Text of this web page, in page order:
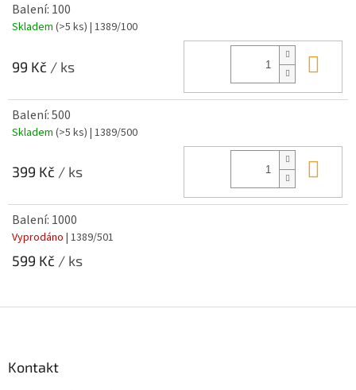
Balení: 100
Skladem (>5 ks) | 1389/100
99 Kč / ks
Balení: 500
Skladem (>5 ks) | 1389/500
399 Kč / ks
Balení: 1000
Vyprodáno | 1389/501
599 Kč / ks
Kontakt